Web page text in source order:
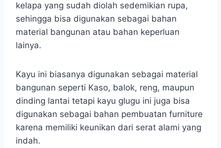
kelapa yang sudah diolah sedemikian rupa,
sehingga bisa digunakan sebagai bahan
material bangunan atau bahan keperluan
lainya.
Kayu ini biasanya digunakan sebagai material
bangunan seperti Kaso, balok, reng, maupun
dinding lantai tetapi kayu glugu ini juga bisa
digunakan sebagai bahan pembuatan furniture
karena memiliki keunikan dari serat alami yang
indah.